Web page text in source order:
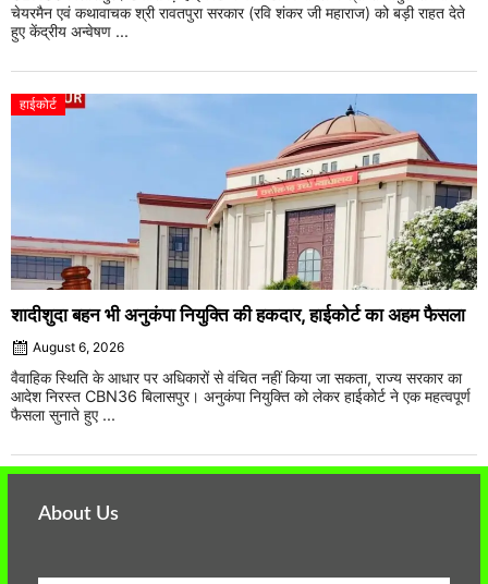
चेयरमैन एवं कथावाचक श्री रावतपुरा सरकार (रवि शंकर जी महाराज) को बड़ी राहत देते
हुए केंद्रीय अन्वेषण ...
हाईकोर्ट
शादीशुदा बहन भी अनुकंपा नियुक्ति की हकदार, हाईकोर्ट का अहम फैसला
August 6, 2026
वैवाहिक स्थिति के आधार पर अधिकारों से वंचित नहीं किया जा सकता, राज्य सरकार का
आदेश निरस्त CBN36 बिलासपुर। अनुकंपा नियुक्ति को लेकर हाईकोर्ट ने एक महत्वपूर्ण
फैसला सुनाते हुए ...
About Us